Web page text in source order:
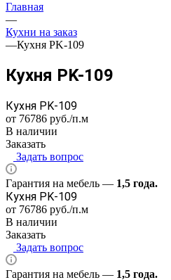
Главная
—
Кухни на заказ
—Кухня PK-109
Кухня PK-109
Кухня PK-109
от 76786 руб./п.м
В наличии
Заказать
Задать вопрос
Гарантия на мебель — 1,5 года.
Кухня PK-109
от 76786 руб./п.м
В наличии
Заказать
Задать вопрос
Гарантия на мебель — 1,5 года.